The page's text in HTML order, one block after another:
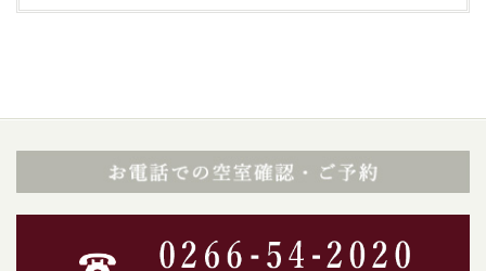
■諏訪大社4社を巡る無料参拝バス
※年末年始及び御柱祭前後は運行しておりません
以上が送迎バスで行くホタル観賞プラン《2食付き》の